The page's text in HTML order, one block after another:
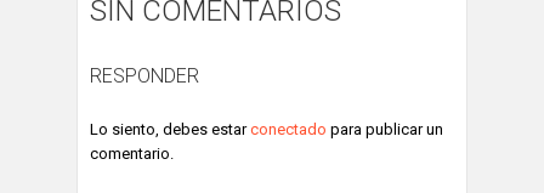
SIN COMENTARIOS
RESPONDER
Lo siento, debes estarconectado para publicar un
comentario.